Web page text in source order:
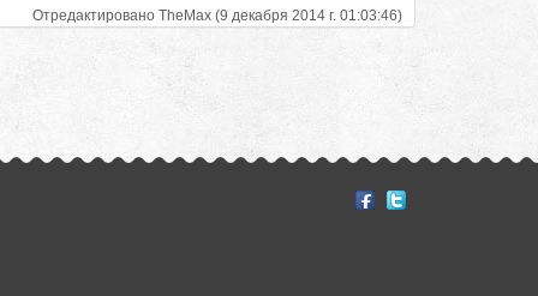
Отредактировано TheMax (9 декабря 2014 г. 01:03:46)